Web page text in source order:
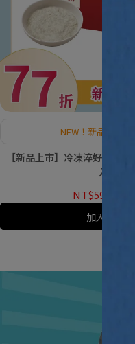
NEW！新品嘗鮮77
【新品上市】冷凍淬好粥(牛
入/盒
NT$599
加入購物車